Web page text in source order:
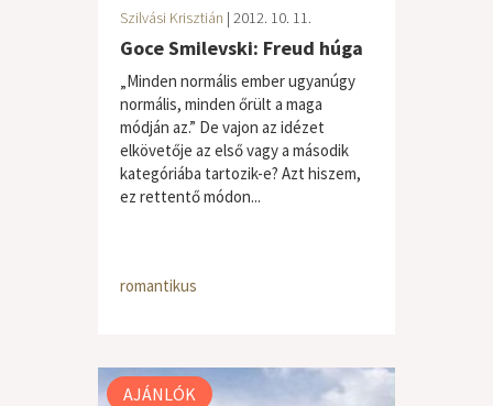
Szilvási Krisztián | 2012. 10. 11.
Goce Smilevski: Freud húga
„Minden normális ember ugyanúgy
normális, minden őrült a maga
módján az.” De vajon az idézet
elkövetője az első vagy a második
kategóriába tartozik-e? Azt hiszem,
ez rettentő módon...
romantikus
AJÁNLÓK